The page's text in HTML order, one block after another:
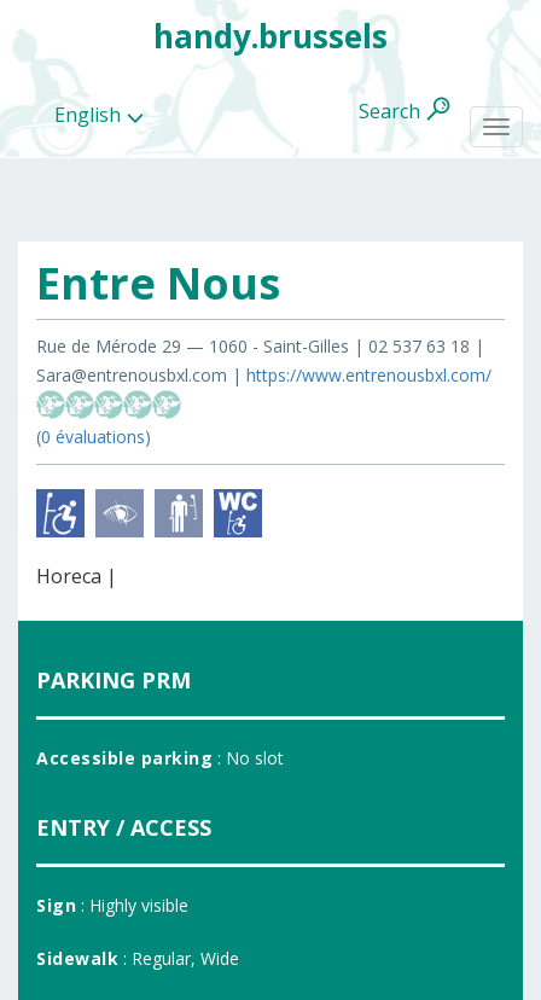
English
handy.brussels
Search
Entre Nous
Rue de Mérode 29 — 1060 - Saint-Gilles | 02 537 63 18 |
Sara@entrenousbxl.com | https://www.entrenousbxl.com/
(0 évaluations)
Horeca |
PARKING PRM
Accessible parking : No slot
ENTRY / ACCESS
Sign : Highly visible
Sidewalk : Regular, Wide
All
categories